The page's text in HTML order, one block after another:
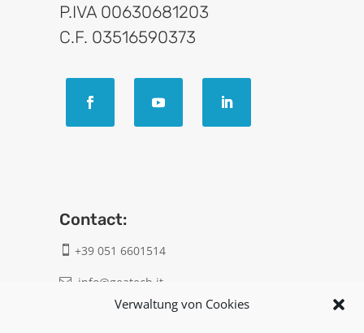
Verwaltung von Cookies
P.IVA 00630681203
C.F. 03516590373
Contact:
 +39 051 6601514
 info@geatech.it